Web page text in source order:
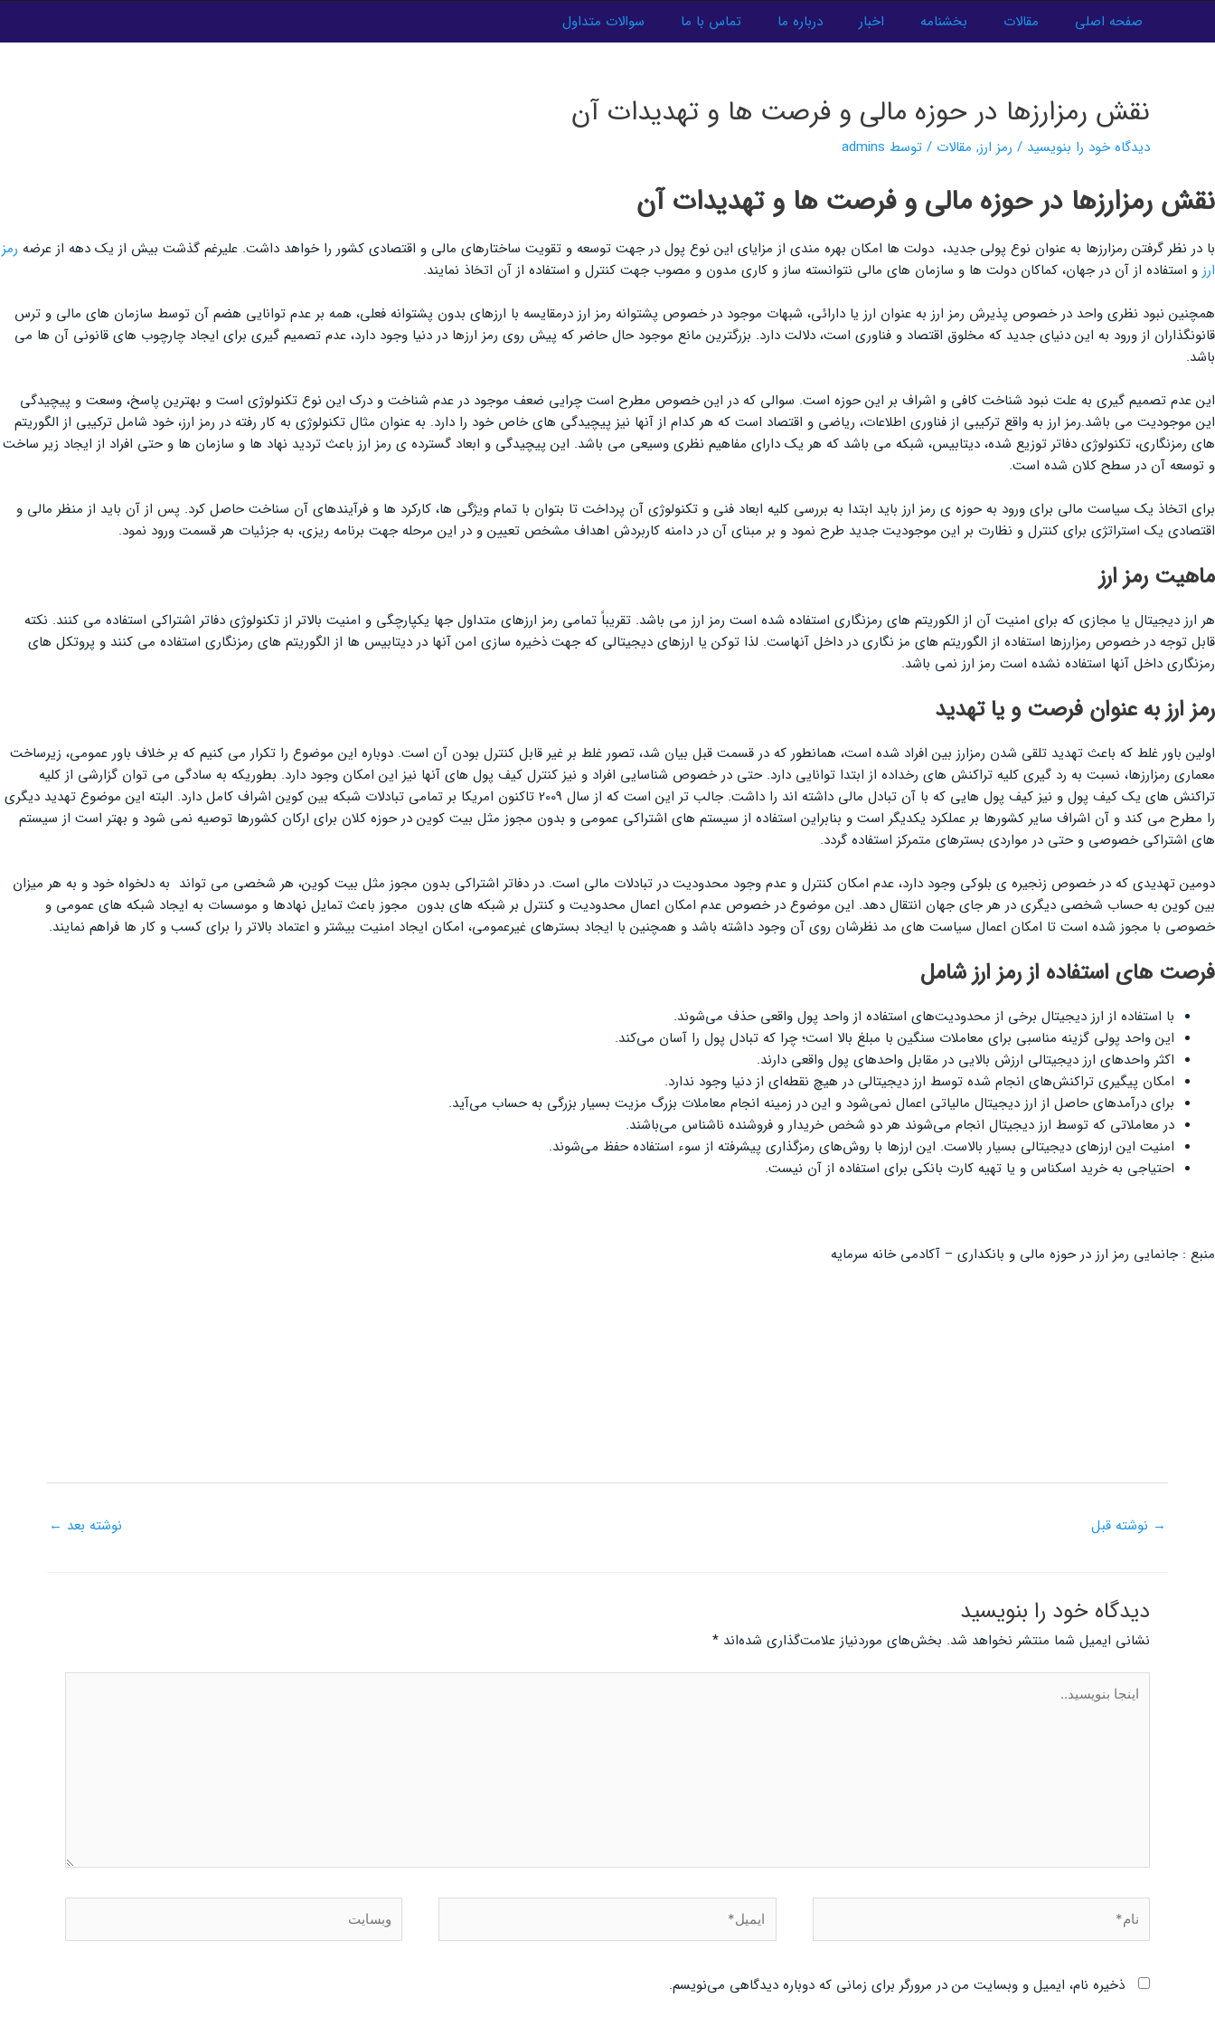
صفحه اصلی مقالات بخشنامه اخبار درباره ما تماس با ما سوالات متداول
نقش رمزارزها در حوزه مالی و فرصت ها و تهدیدات آن
دیدگاه‌ خود را بنویسید / رمز ارز, مقالات / توسط admins
نقش رمزارزها در حوزه مالی و فرصت ها و تهدیدات آن
با در نظر گرفتن رمزارزها به عنوان نوع پولی جدید، دولت ها امکان بهره مندی از مزایای این نوع پول در جهت توسعه و تقویت ساختارهای مالی و اقتصادی کشور را خواهد داشت. علیرغم گذشت بیش از یک دهه از عرضه رمز
ارز و استفاده از آن در جهان، کماکان دولت ها و سازمان های مالی نتوانسته ساز و کاری مدون و مصوب جهت کنترل و استفاده از آن اتخاذ نمایند.
همچنین نبود نظری واحد در خصوص پذیرش رمز ارز به عنوان ارز یا دارائی، شبهات موجود در خصوص پشتوانه رمز ارز درمقایسه با ارزهای بدون پشتوانه فعلی، همه بر عدم توانایی هضم آن توسط سازمان های مالی و ترس
قانونگذاران از ورود به این دنیای جدید که مخلوق اقتصاد و فناوری است، دلالت دارد. بزرگترین مانع موجود حال حاضر که پیش روی رمز ارزها در دنیا وجود دارد، عدم تصمیم گیری برای ایجاد چارچوب های قانونی آن ها می
باشد.
این عدم تصمیم گیری به علت نبود شناخت کافی و اشراف بر این حوزه است. سوالی که در این خصوص مطرح است چرایی ضعف موجود در عدم شناخت و درک این نوع تکنولوژی است و بهترین پاسخ، وسعت و پیچیدگی
این موجودیت می باشد.رمز ارز به واقع ترکیبی از فناوری اطلاعات، ریاضی و اقتصاد است که هر کدام از آنها نیز پیچیدگی های خاص خود را دارد. به عنوان مثال تکنولوژی به کار رفته در رمز ارز، خود شامل ترکیبی از الگوریتم
های رمزنگاری، تکنولوژی دفاتر توزیع شده، دیتابیس، شبکه می باشد که هر یک دارای مفاهیم نظری وسیعی می باشد. این پیچیدگی و ابعاد گسترده ی رمز ارز باعث تردید نهاد ها و سازمان ها و حتی افراد از ایجاد زیر ساخت
و توسعه آن در سطح کلان شده است.
برای اتخاذ یک سیاست مالی برای ورود به حوزه ی رمز ارز باید ابتدا به بررسی کلیه ابعاد فنی و تکنولوژی آن پرداخت تا بتوان با تمام ویژگی ها، کارکرد ها و فرآیندهای آن سناخت حاصل کرد. پس از آن باید از منظر مالی و
اقتصادی یک استراتژی برای کنترل و نظارت بر این موجودیت جدید طرح نمود و بر مبنای آن در دامنه کاربردش اهداف مشخص تعیین و در این مرحله جهت برنامه ریزی، به جزئیات هر قسمت ورود نمود.
ماهیت رمز ارز
هر ارز دیجیتال یا مجازی که برای امنیت آن از الکوریتم های رمزنگاری استفاده شده است رمز ارز می باشد. تقریباً تمامی رمز ارزهای متداول جها یکپارچگی و امنیت بالاتر از تکنولوژی دفاتر اشتراکی استفاده می کنند. نکته
قابل توجه در خصوص رمزارزها استفاده از الگوریتم های مز نگاری در داخل آنهاست. لذا توکن یا ارزهای دیجیتالی که جهت ذخیره سازی امن آنها در دیتابیس ها از الگوریتم های رمزنگاری استفاده می کنند و پروتکل های
رمزنگاری داخل آنها استفاده نشده است رمز ارز نمی باشد.
رمز ارز به عنوان فرصت و یا تهدید
اولین باور غلط که باعث تهدید تلقی شدن رمزارز بین افراد شده است، همانطور که در قسمت قبل بیان شد، تصور غلط بر غیر قابل کنترل بودن آن است. دوباره این موضوع را تکرار می کنیم که بر خلاف باور عمومی، زیرساخت
معماری رمزارزها، نسبت به رد گیری کلیه تراکنش های رخداده از ابتدا توانایی دارد. حتی در خصوص شناسایی افراد و نیز کنترل کیف پول های آنها نیز این امکان وجود دارد. بطوریکه به سادگی می توان گزارشی از کلیه
تراکنش های یک کیف پول و نیز کیف پول هایی که با آن تبادل مالی داشته اند را داشت. جالب تر این است که از سال 2009 تاکنون امریکا بر تمامی تبادلات شبکه بین کوین اشراف کامل دارد. البته این موضوع تهدید دیگری
را مطرح می کند و آن اشراف سایر کشورها بر عملکرد یکدیگر است و بنابراین استفاده از سیستم های اشتراکی عمومی و بدون مجوز مثل بیت کوین در حوزه کلان برای ارکان کشورها توصیه نمی شود و بهتر است از سیستم
های اشتراکی خصوصی و حتی در مواردی بسترهای متمرکز استفاده گردد.
دومین تهدیدی که در خصوص زنجیره ی بلوکی وجود دارد، عدم امکان کنترل و عدم وجود محدودیت در تبادلات مالی است. در دفاتر اشتراکی بدون مجوز مثل بیت کوین، هر شخصی می تواند به دلخواه خود و به هر میزان
بین کوین به حساب شخصی دیگری در هر جای جهان انتقال دهد. این موضوع در خصوص عدم امکان اعمال محدودیت و کنترل بر شبکه های بدون مجوز باعث تمایل نهادها و موسسات به ایجاد شبکه های عمومی و
خصوصی با مجوز شده است تا امکان اعمال سیاست های مد نظرشان روی آن وجود داشته باشد و همچنین با ایجاد بسترهای غیرعمومی، امکان ایجاد امنیت بیشتر و اعتماد بالاتر را برای کسب و کار ها فراهم نمایند.
فرصت های استفاده از رمز ارز شامل
با استفاده از ارز دیجیتال برخی از محدودیت‌های استفاده از واحد پول واقعی حذف می‌شوند.
این واحد پولی گزینه‌ مناسبی برای معاملات سنگین با مبلغ بالا است؛ چرا که تبادل پول را آسان می‌کند.
اکثر واحدهای ارز دیجیتالی ارزش بالایی در مقابل واحدهای پول واقعی دارند.
امکان پیگیری تراکنش‌های انجام شده توسط ارز دیجیتالی در هیچ نقطه‌ای از دنیا وجود ندارد.
برای درآمدهای حاصل از ارز دیجیتال مالیاتی اعمال نمی‌شود و این در زمینه‌‌ انجام معاملات بزرگ مزیت بسیار بزرگی به حساب می‌آید.
در معاملاتی که توسط ارز دیجیتال انجام می‌شوند هر دو شخص خریدار و فروشنده ناشناس می‌باشند.
امنیت این ارزهای دیجیتالی بسیار بالاست. این ارزها با روش‌های رمزگذاری پیشرفته از سوء استفاده حفظ می‌شوند.
احتیاجی به خرید اسکناس و یا تهیه‌ کارت بانکی برای استفاده از آن نیست.
منبع : جانمایی رمز ارز در حوزه مالی و بانکداری – آکادمی خانه سرمایه
→ نوشته قبل نوشته بعد ←
دیدگاه‌ خود را بنویسید
نشانی ایمیل شما منتشر نخواهد شد. بخش‌های موردنیاز علامت‌گذاری شده‌اند *
اینجا
بنویسید..
نام* ایمیل* وبسایت
ذخیره نام، ایمیل و وبسایت من در مرورگر برای زمانی که دوباره دیدگاهی می‌نویسم.